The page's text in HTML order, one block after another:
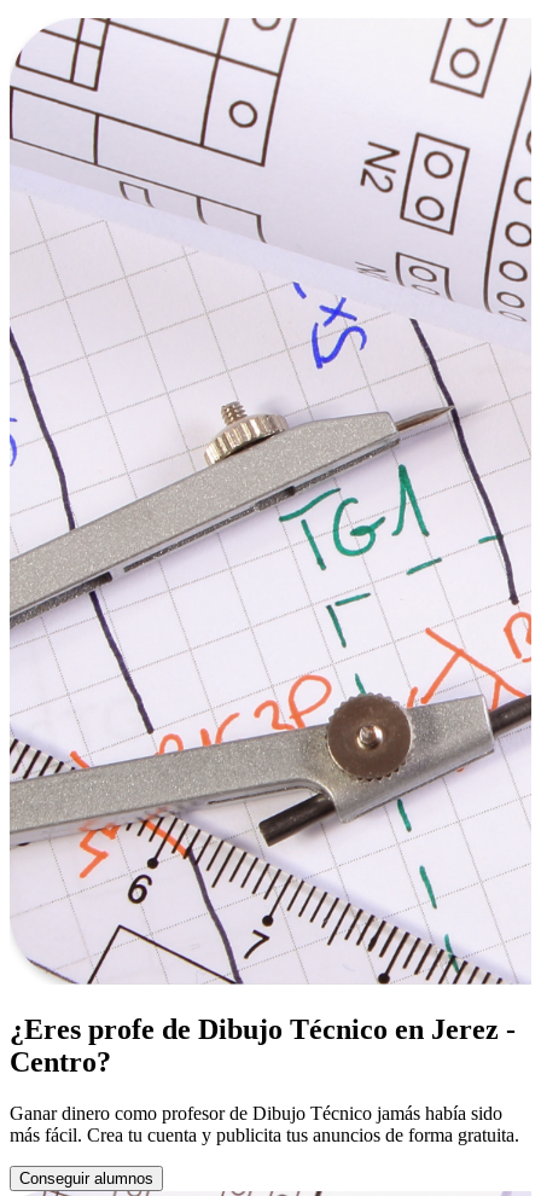
¿Eres profe de Dibujo Técnico en Jerez -
Centro?
Ganar dinero como profesor de Dibujo Técnico jamás había sido
más fácil. Crea tu cuenta y publicita tus anuncios de forma gratuita.
Conseguir alumnos